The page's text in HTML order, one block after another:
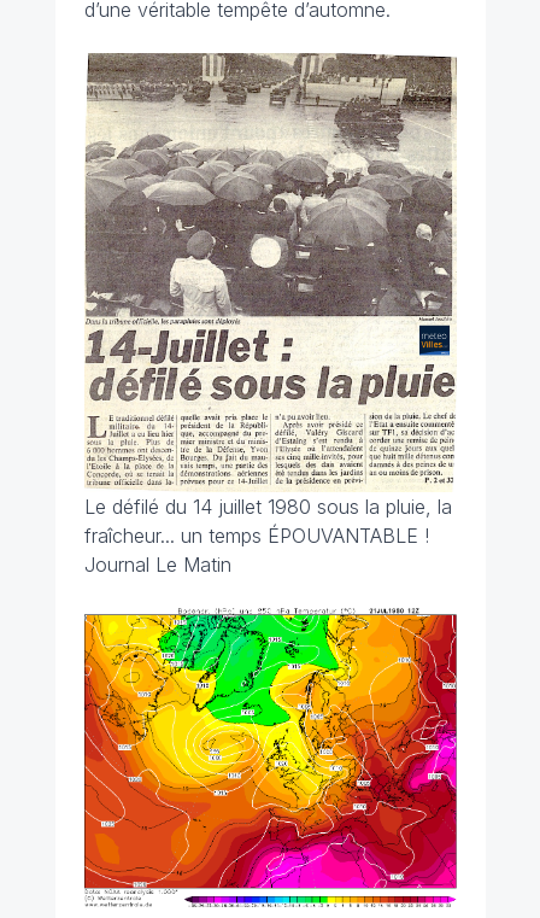
d’une véritable tempête d’automne.
Le défilé du 14 juillet 1980 sous la pluie, la
fraîcheur... un temps ÉPOUVANTABLE !
Journal Le Matin